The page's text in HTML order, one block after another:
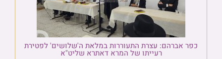
כפר אברהם: עצרת התעוררות במלאת ה'שלושים' לפטירת
רעייתו של המרא דאתרא שליט"א